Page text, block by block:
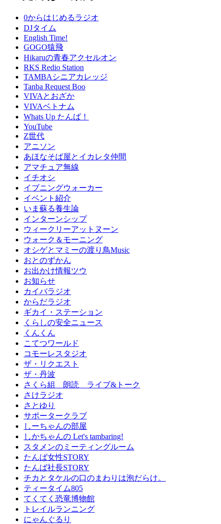
0からはじめるラジオ
DJタイム
English Time!
GOGO猿飛
Hikaruの青春アクセルオン
RKS Redio Station
TAMBAシニアカレッジ
Tanba Request Boo
VIVAとおざか
VIVAベトナム
Whats Up たんば！
YouTube
Z世代
アニソン
あほなそば屋とイカレタ仲間
アマチュア無線
イチオシ
イブニングウォーカー
イベント紹介
いま蘇る養生論
インターンシップ
ウィークリーアットヌーン
ウォーク＆モーニング
オシゲとマミーの渡り鳥Music
おとのずかん
お出かけ情報ツウ
お知らせ
カイバラジオ
からだラジオ
ギカイ・ステーション
くらしの安全ニュース
くんくん
こてつワールド
コモーレスタジオ
ザ・リクエスト
ザ・丹波
さくら組 朗読 ライブ&トーク
さけラジオ
さとゆり
サポータークラブ
しーちゃんの部屋
しかちゃんの Let's tambaring!
スタメンのミーティングルーム
たんば女性STORY
たんば社長STORY
チカとタケルの口のまわりは泡だらけ。
ティータイム805
てくてく恐竜博物館
トレイルランニング
にゃんぐるり